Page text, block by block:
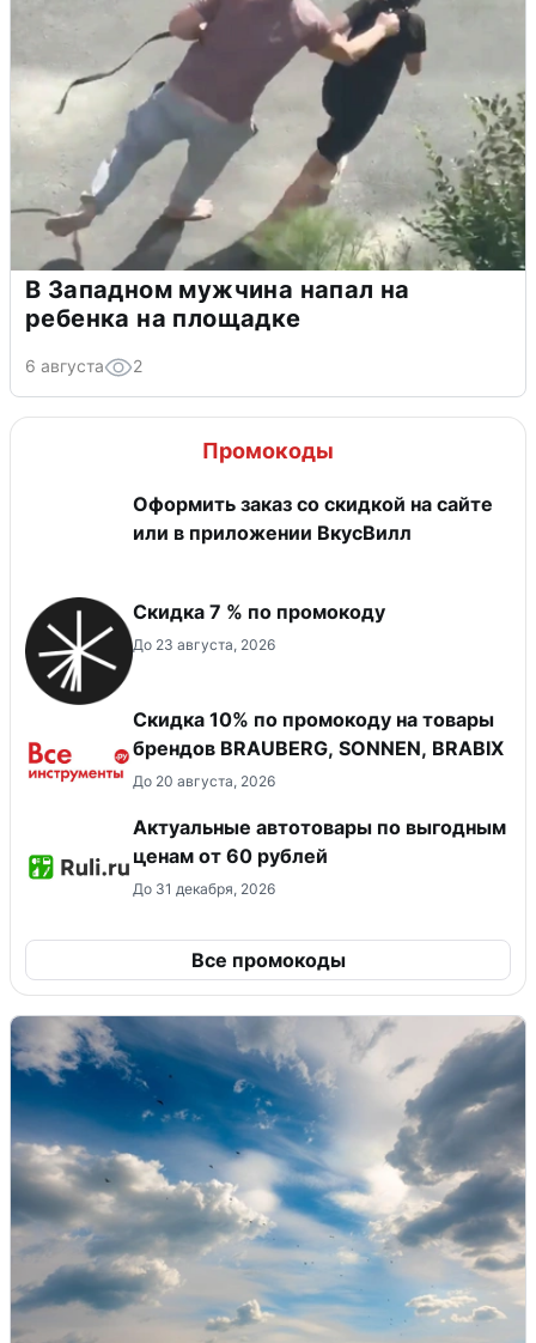
В Западном мужчина напал на
ребенка на площадке
6 августа 2
Промокоды
Оформить заказ со скидкой на сайте
или в приложении ВкусВилл
Скидка 7 % по промокоду
До 23 августа, 2026
Скидка 10% по промокоду на товары
брендов BRAUBERG, SONNEN, BRABIX
До 20 августа, 2026
Актуальные автотовары по выгодным
ценам от 60 рублей
До 31 декабря, 2026
Все промокоды